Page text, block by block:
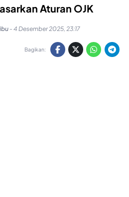
Aturan OJK
- 4 Desember 2025, 23:17
Bagikan: